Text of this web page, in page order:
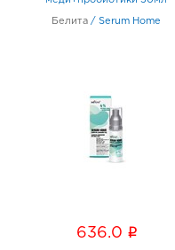
Белита / Serum Home
636.0 i